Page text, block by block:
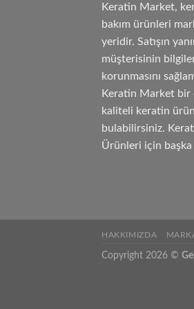
Keratin Market,
bakım ürünleri
yeridir. Satışın
müşterisinin
korunmasını
Keratin Market bir
kaliteli keratin
bulabilirsiniz.
Ürünleri için başka
HAKKIMIZDA
Copyright 2026 ©